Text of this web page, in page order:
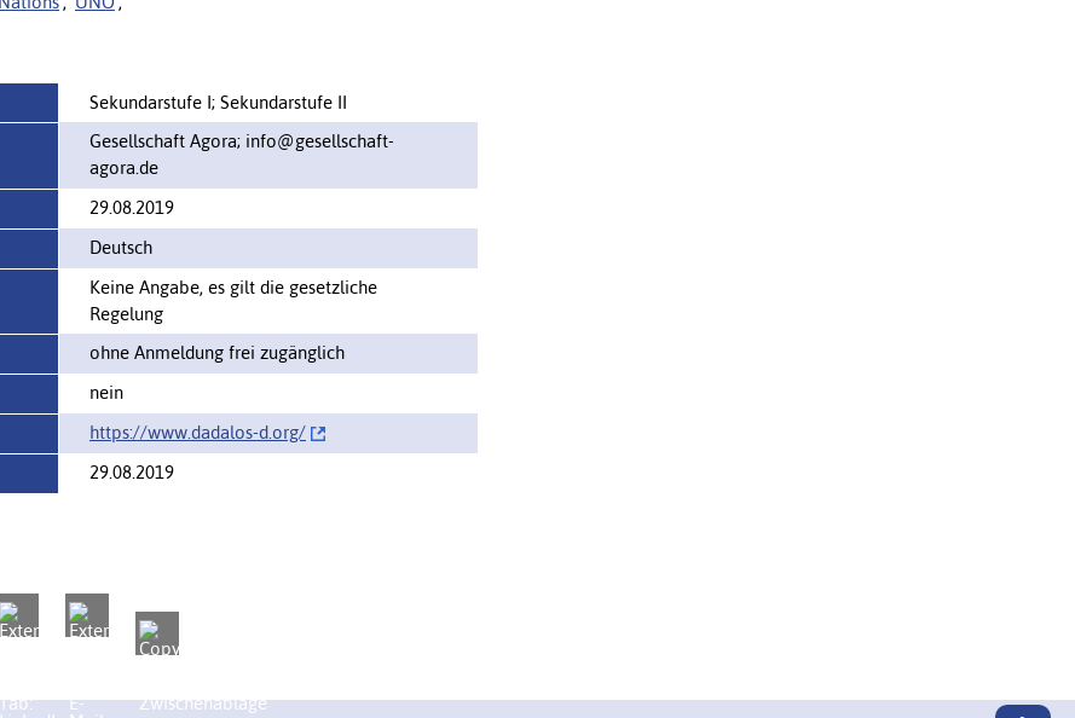
Sekundarstufe I; Sekundarstufe II
Gesellschaft Agora; info@gesellschaft-
agora.de
29.08.2019
Deutsch
Keine Angabe, es gilt die gesetzliche
Regelung
ohne Anmeldung frei zugänglich
nein
https://www.dadalos-d.org/‌
29.08.2019